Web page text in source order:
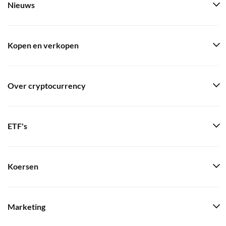
Nieuws
Kopen en verkopen
Over cryptocurrency
ETF's
Koersen
Marketing